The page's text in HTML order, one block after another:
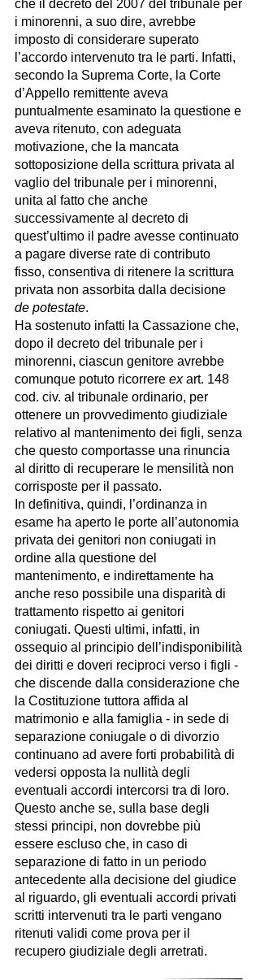
che il decreto del 2007 del tribunale per
i minorenni, a suo dire, avrebbe
imposto di considerare superato
l’accordo intervenuto tra le parti. Infatti,
secondo la Suprema Corte, la Corte
d’Appello remittente aveva
puntualmente esaminato la questione e
aveva ritenuto, con adeguata
motivazione, che la mancata
sottoposizione della scrittura privata al
vaglio del tribunale per i minorenni,
unita al fatto che anche
successivamente al decreto di
quest’ultimo il padre avesse continuato
a pagare diverse rate di contributo
fisso, consentiva di ritenere la scrittura
privata non assorbita dalla decisione
de potestate.
Ha sostenuto infatti la Cassazione che,
dopo il decreto del tribunale per i
minorenni, ciascun genitore avrebbe
comunque potuto ricorrere ex art. 148
cod. civ. al tribunale ordinario, per
ottenere un provvedimento giudiziale
relativo al mantenimento dei figli, senza
che questo comportasse una rinuncia
al diritto di recuperare le mensilità non
corrisposte per il passato.
In definitiva, quindi, l’ordinanza in
esame ha aperto le porte all’autonomia
privata dei genitori non coniugati in
ordine alla questione del
mantenimento, e indirettamente ha
anche reso possibile una disparità di
trattamento rispetto ai genitori
coniugati. Questi ultimi, infatti, in
ossequio al principio dell’indisponibilità
dei diritti e doveri reciproci verso i figli -
che discende dalla considerazione che
la Costituzione tuttora affida al
matrimonio e alla famiglia - in sede di
separazione coniugale o di divorzio
continuano ad avere forti probabilità di
vedersi opposta la nullità degli
eventuali accordi intercorsi tra di loro.
Questo anche se, sulla base degli
stessi principi, non dovrebbe più
essere escluso che, in caso di
separazione di fatto in un periodo
antecedente alla decisione del giudice
al riguardo, gli eventuali accordi privati
scritti intervenuti tra le parti vengano
ritenuti validi come prova per il
recupero giudiziale degli arretrati.